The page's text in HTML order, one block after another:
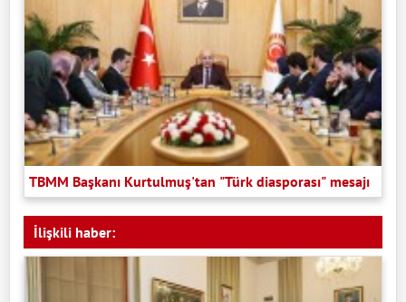
TBMM Başkanı Kurtulmuş'tan "Türk diasporası" mesajı
İlişkili haber: